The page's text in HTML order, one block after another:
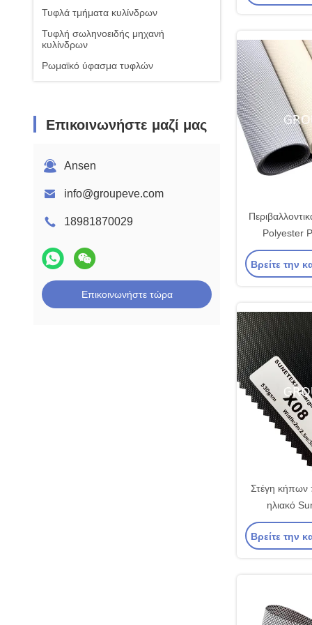
Τυφλά τμήματα κυλίνδρων
Τυφλή σωληνοειδής μηχανή
κυλίνδρων
Ρωμαϊκό ύφασμα τυφλών
Επικοινωνήστε μαζί μας
Ansen
info@groupeve.com
18981870029
Επικοινωνήστε τώρα
Polyester
κυλίνδριο
Βρείτε την
Στέγη κήπων
ηλιακό
υφασμάτων
Βρείτε την